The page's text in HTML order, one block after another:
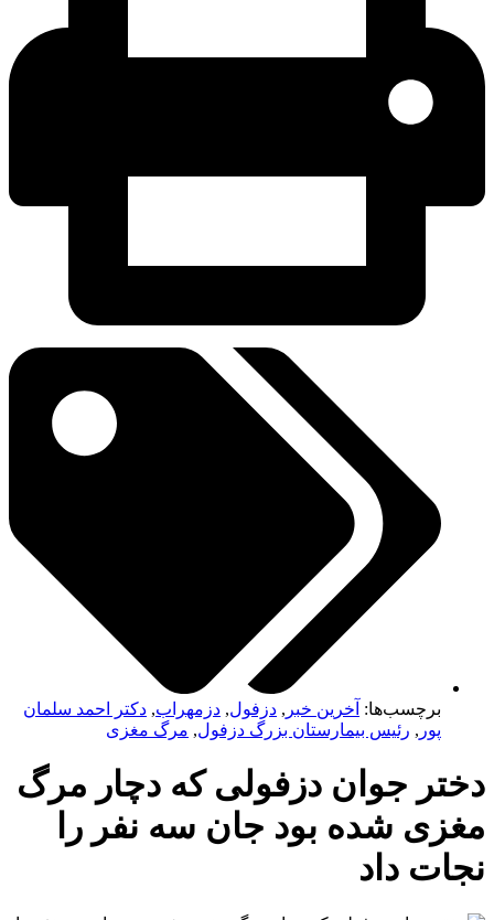
برچسب‌ها:آخرین خبر ,دزفول,دزمهراب دکتر احمد سلمان
,رئیس بیمارستان بزرگ دزفول,مرگ مغزی
جوان دزفولی که دچار مرگ
شده بود جان سه نفر را
داد